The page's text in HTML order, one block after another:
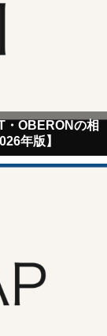
・OBERONの相
年版】